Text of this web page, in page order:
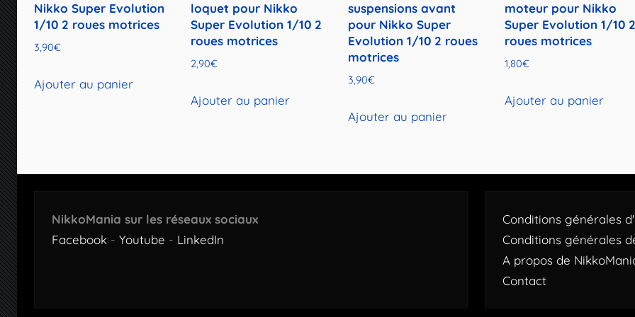
Nikko Super Evolution
1/10 2 roues motrices
3,90€
Ajouter au panier
loquet pour Nikko
Super Evolution 1/10 2
roues motrices
2,90€
Ajouter au panier
suspensions avant
pour Nikko Super
Evolution 1/10 2 roues
motrices
3,90€
Ajouter au panier
moteur pour Nikko
Super Evolution 1/10 2
roues motrices
1,80€
Ajouter au panier
NikkoMania sur les réseaux sociaux
Facebook - Youtube - LinkedIn
Conditions générales
Conditions générales
A propos de
Contact